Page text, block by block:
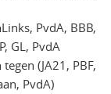
PvdA, BBB,
GL, PvdA
(JA21, PBF,
PvdA)